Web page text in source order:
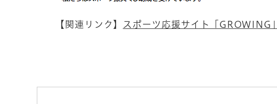
【関連リンク】 スポーツ応援サイト「GROWING」